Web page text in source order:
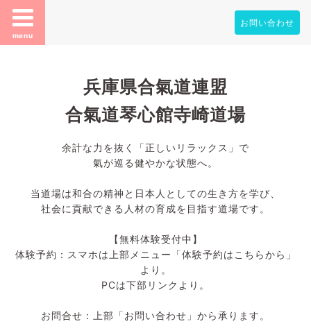
menu
お問い合わせ
兵庫県合氣道連盟
合氣道琴心館寺崎道場
余計な力を抜く「正しいリラックス」で
氣が巡る健やかな状態へ。
当道場は和合の精神と日本人としての生き方を学び、
社会に貢献できる人材の育成を目指す道場です。
【無料体験受付中】
体験予約：スマホは上部メニュー「体験予約はこちらから」
より。
PCは下部リンクより。
お問合せ：上部「お問い合わせ」から承ります。